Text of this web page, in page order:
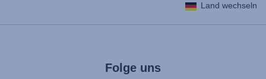
Land wechseln
Folge uns